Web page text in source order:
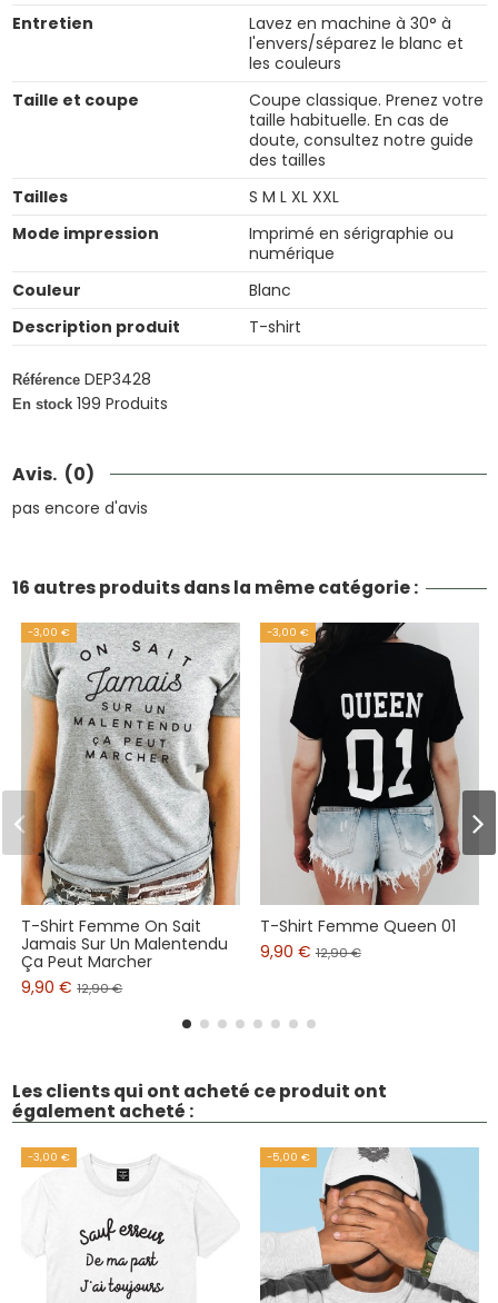
Entretien
Lavez en machine à 30° à
l'envers/séparez le blanc et
les couleurs
Taille et coupe
Coupe classique. Prenez votre
taille habituelle. En cas de
doute, consultez notre guide
des tailles
Tailles
S M L XL XXL
Mode impression
Imprimé en sérigraphie ou
numérique
Couleur
Blanc
Description produit
T-shirt
Référence DEP3428
En stock 199 Produits
Avis. (0)
pas encore d'avis
16 autres produits dans la même catégorie :
-3,00 €
T-Shirt Femme On Sait
Jamais Sur Un Malentendu
Ça Peut Marcher
9,90 €12,90 €
-3,00 €
T-Shirt Femme Queen 01
9,90 €12,90 €
Les clients qui ont acheté ce produit ont
également acheté :
-3,00 € -5,00 €